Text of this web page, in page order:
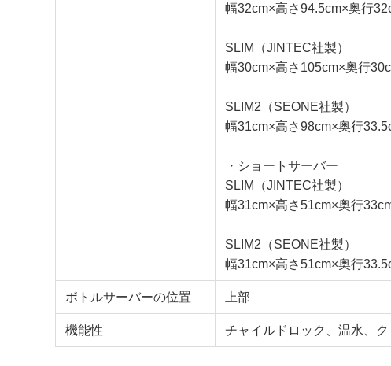
幅32cm×高さ94.5cm×奥行
SLIM（JINTEC社製）
幅30cm×高さ105cm×奥行
SLIM2（SEONE社製）
幅31cm×高さ98cm×奥行
・ショートサーバー
SLIM（JINTEC社製）
幅31cm×高さ51cm×奥行
SLIM2（SEONE社製）
幅31cm×高さ51cm×奥行
ボトルサーバーの位置 上部
機能性 チャイルドロック、温水、